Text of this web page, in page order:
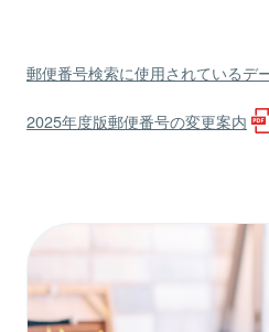
郵便番号検索に使用されているデ
2025年度版郵便番号の変更案内